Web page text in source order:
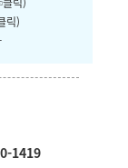
릭)
1419